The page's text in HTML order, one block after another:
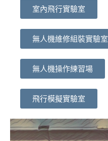
室內飛行實驗室
無人機維修組裝實驗室
無人機操作練習場
飛行模擬實驗室